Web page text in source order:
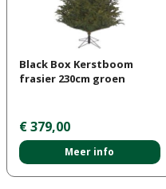
Black Box Kerstboom
frasier 230cm groen
€ 379,00
Meer info